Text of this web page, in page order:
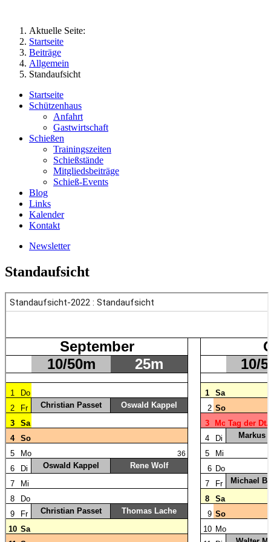
Aktuelle Seite:
Startseite
Beiträge
Allgemein
Standaufsicht
Startseite
Schützenhaus
Anfahrt
Gastwirtschaft
Schießen
Trainingszeiten
Schießstände
Mitgliedsbeiträge
Schieß-Events
Blog
Links
Kalender
Kontakt
Newsletter
Standaufsicht